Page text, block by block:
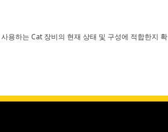
하는 Cat 장비의 현재 상태 및 구성에 적합한지